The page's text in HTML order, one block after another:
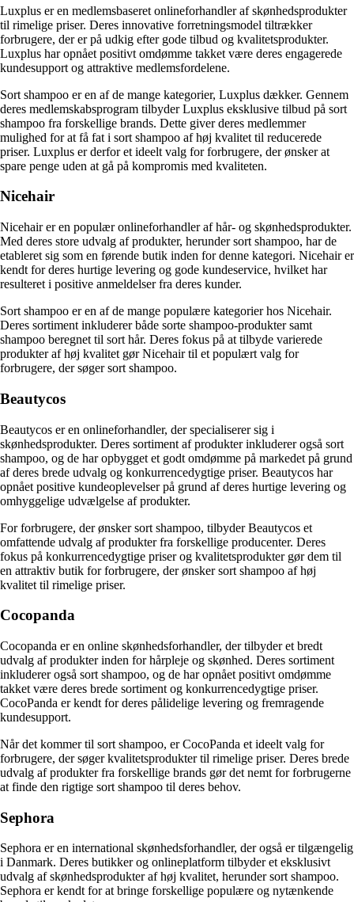
Luxplus er en medlemsbaseret onlineforhandler af skønhedsprodukter
til rimelige priser. Deres innovative forretningsmodel tiltrækker
forbrugere, der er på udkig efter gode tilbud og kvalitetsprodukter.
Luxplus har opnået positivt omdømme takket være deres engagerede
kundesupport og attraktive medlemsfordelene.
Sort shampoo er en af de mange kategorier, Luxplus dækker. Gennem
deres medlemskabsprogram tilbyder Luxplus eksklusive tilbud på sort
shampoo fra forskellige brands. Dette giver deres medlemmer
mulighed for at få fat i sort shampoo af høj kvalitet til reducerede
priser. Luxplus er derfor et ideelt valg for forbrugere, der ønsker at
spare penge uden at gå på kompromis med kvaliteten.
Nicehair
Nicehair er en populær onlineforhandler af hår- og skønhedsprodukter.
Med deres store udvalg af produkter, herunder sort shampoo, har de
etableret sig som en førende butik inden for denne kategori. Nicehair er
kendt for deres hurtige levering og gode kundeservice, hvilket har
resulteret i positive anmeldelser fra deres kunder.
Sort shampoo er en af de mange populære kategorier hos Nicehair.
Deres sortiment inkluderer både sorte shampoo-produkter samt
shampoo beregnet til sort hår. Deres fokus på at tilbyde varierede
produkter af høj kvalitet gør Nicehair til et populært valg for
forbrugere, der søger sort shampoo.
Beautycos
Beautycos er en onlineforhandler, der specialiserer sig i
skønhedsprodukter. Deres sortiment af produkter inkluderer også sort
shampoo, og de har opbygget et godt omdømme på markedet på grund
af deres brede udvalg og konkurrencedygtige priser. Beautycos har
opnået positive kundeoplevelser på grund af deres hurtige levering og
omhyggelige udvælgelse af produkter.
For forbrugere, der ønsker sort shampoo, tilbyder Beautycos et
omfattende udvalg af produkter fra forskellige producenter. Deres
fokus på konkurrencedygtige priser og kvalitetsprodukter gør dem til
en attraktiv butik for forbrugere, der ønsker sort shampoo af høj
kvalitet til rimelige priser.
Cocopanda
Cocopanda er en online skønhedsforhandler, der tilbyder et bredt
udvalg af produkter inden for hårpleje og skønhed. Deres sortiment
inkluderer også sort shampoo, og de har opnået positivt omdømme
takket være deres brede sortiment og konkurrencedygtige priser.
CocoPanda er kendt for deres pålidelige levering og fremragende
kundesupport.
Når det kommer til sort shampoo, er CocoPanda et ideelt valg for
forbrugere, der søger kvalitetsprodukter til rimelige priser. Deres brede
udvalg af produkter fra forskellige brands gør det nemt for forbrugerne
at finde den rigtige sort shampoo til deres behov.
Sephora
Sephora er en international skønhedsforhandler, der også er tilgængelig
i Danmark. Deres butikker og onlineplatform tilbyder et eksklusivt
udvalg af skønhedsprodukter af høj kvalitet, herunder sort shampoo.
Sephora er kendt for at bringe forskellige populære og nytænkende